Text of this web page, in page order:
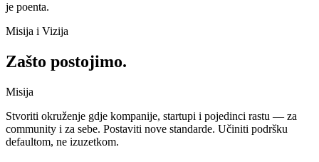
je poenta.
Misija i Vizija
Zašto postojimo.
Misija
Stvoriti okruženje gdje kompanije, startupi i pojedinci rastu — za
community i za sebe. Postaviti nove standarde. Učiniti podršku
defaultom, ne izuzetkom.